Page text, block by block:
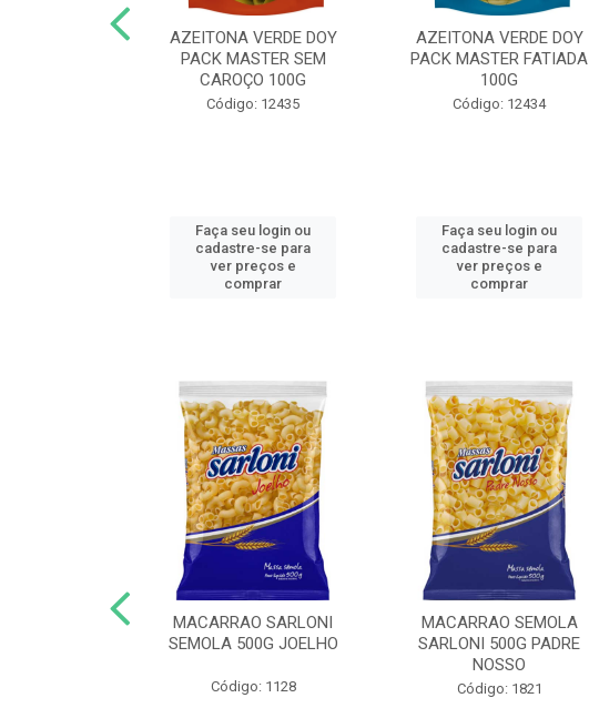
AZEITONA VERDE DOY
PACK MASTER SEM
CAROÇO 100G
Código: 12435
Faça seu login ou
cadastre-se para
ver preços e
comprar
AZEITONA VERDE DOY
PACK MASTER FATIADA
100G
Código: 12434
Faça seu login ou
cadastre-se para
ver preços e
comprar
MACARRAO SARLONI
SEMOLA 500G JOELHO
Código: 1128
MACARRAO SEMOLA
SARLONI 500G PADRE
NOSSO
Código: 1821